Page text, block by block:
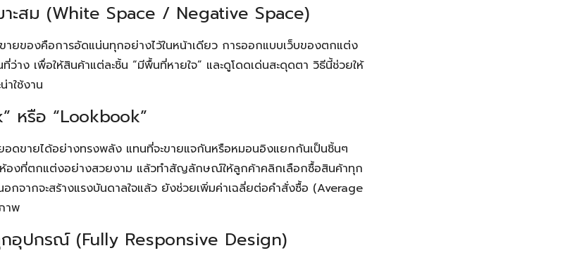
าะสม (White Space / Negative Space)
ายของคือการอัดแน่นทุกอย่างไว้ในหน้าเดียว การออกแบบเว็บของตกแต่ง
ว่าง เพื่อให้สินค้าแต่ละชิ้น “มีพื้นที่หายใจ” และดูโดดเด่นสะดุดตา วิธีนี้ช่วยให้
าใช้งาน
หรือ “Lookbook”
ดขายได้อย่างทรงพลัง แทนที่จะขายแจกันหรือหมอนอิงแยกกันเป็นชิ้นๆ
องที่ตกแต่งอย่างสวยงาม แล้วทำสัญลักษณ์ให้ลูกค้าคลิกเลือกซื้อสินค้าทุก
กจากจะสร้างแรงบันดาลใจแล้ว ยังช่วยเพิ่มค่าเฉลี่ยต่อคำสั่งซื้อ (Average
าพ
อุปกรณ์ (Fully Responsive Design)